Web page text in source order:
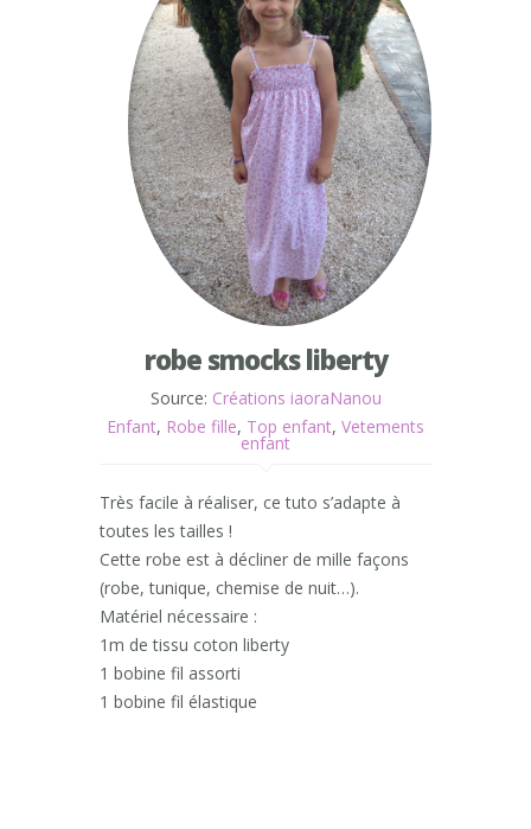
robe smocks liberty
Source: Créations iaoraNanou
Enfant, Robe fille, Top enfant, Vetements
enfant
Très facile à réaliser, ce tuto s’adapte à
toutes les tailles !
Cette robe est à décliner de mille façons
(robe, tunique, chemise de nuit…).
Matériel nécessaire :
1m de tissu coton liberty
1 bobine fil assorti
1 bobine fil élastique